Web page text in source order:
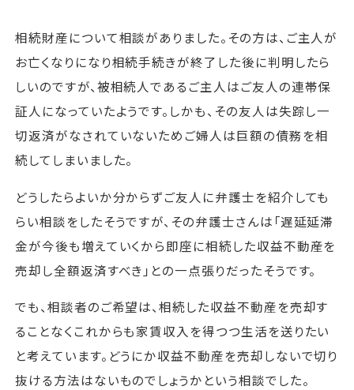
相続財産について相談がありました。その方は、ご主人が
お亡くなりになり相続手続きが終了した後に判明したら
しいのですが、被相続人であるご主人はご友人の連帯保
証人になっていたようです。しかも、その友人は失踪し一
切返済がなされていないためご婦人は巨額の債務を相
続してしまいました。
どうしたらよいか分からずご友人に弁護士を紹介しても
らい相談をしたそうですが、その弁護士さんは「遅延延滞
金が今後も増えていくから即座に相続した収益不動産を
売却し全額返済すべき」との一点張りだったそうです。
でも、相談者のご希望は、相続した収益不動産を売却す
ることなくこれからも家賃収入を得つつ生活を送りたい
と考えています。どうにか収益不動産を売却しないで切り
抜ける方法はないものでしょうかという相談でした。